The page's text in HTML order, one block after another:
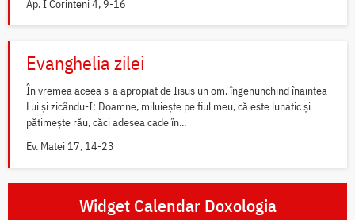
Ap. I Corinteni 4, 9-16
Evanghelia zilei
În vremea aceea s-a apropiat de Iisus un om, îngenunchind înaintea
Lui și zicându-I: Doamne, miluiește pe fiul meu, că este lunatic și
pătimește rău, căci adesea cade în...
Ev. Matei 17, 14-23
Widget Calendar Doxologia